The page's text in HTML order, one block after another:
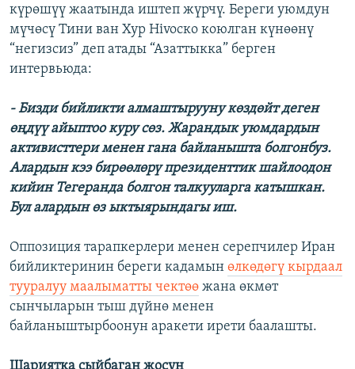
күрөшүү жаатында иштеп жүрчү. Береги уюмдун
мүчөсү Тини ван Хур Hivocко коюлган күнөөнү
“негизсиз” деп атады “Азаттыкка” берген
интервьюда:
- Бизди бийликти алмаштырууну көздөйт деген
өңдүү айыптоо куру сөз. Жарандык уюмдардын
активисттери менен гана байланышта болгонбуз.
Алардын кээ бирөөлөрү президенттик шайлоодон
кийин Тегеранда болгон талкууларга катышкан.
Бул алардын өз ыктыярындагы иш.
Оппозиция тарапкерлери менен серепчилер Иран
бийликтеринин береги кадамын өлкөдөгү кырдаал
тууралуу маалыматты чектөө жана өкмөт
сынчыларын тыш дүйнө менен
байланыштырбоонун аракети ирети баалашты.